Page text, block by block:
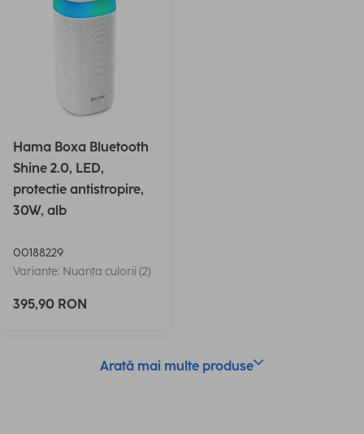
Hama Boxa Bluetooth
Shine 2.0, LED,
protectie antistropire,
30W, alb
00188229
Variante: Nuanța culorii (2)
395,90 RON
Arată mai multe produse